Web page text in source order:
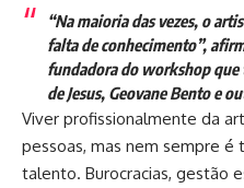
“Na maioria das vezes, o
falta de conhecimento”,
fundadora do workshop que
de Jesus, Geovane Bento e
Viver profissionalmente da
pessoas, mas nem sempre
talento. Burocracias, gestão